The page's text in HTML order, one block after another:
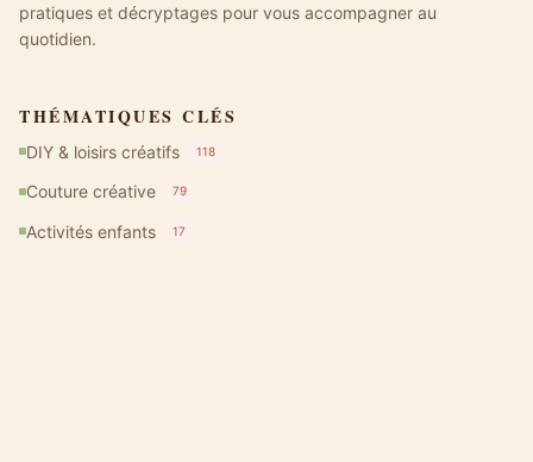
pratiques et décryptages pour vous accompagner au
quotidien.
THÉMATIQUES CLÉS
DIY & loisirs créatifs 118
Couture créative 79
Activités enfants 17